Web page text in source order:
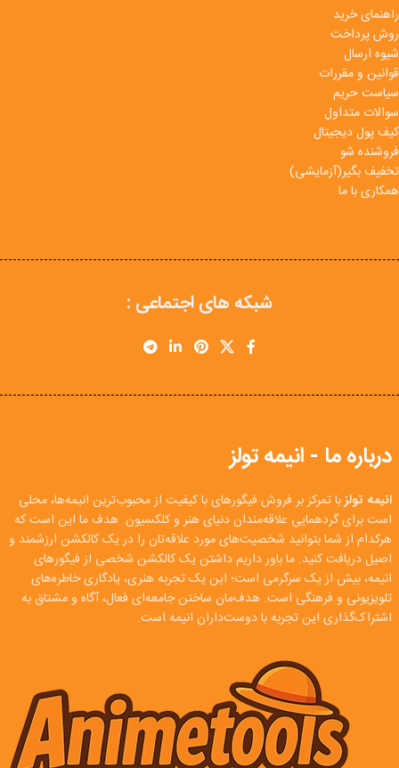
راهنمای خرید
روش پرداخت
شیوه ارسال
قوانین و مقررات
سیاست حریم
سوالات متداول
کیف پول دیجیتال
فروشنده شو
تخفیف بگیر(آزمایشی)
همکاری با ما
شبکه های اجتماعی :
درباره ما - انیمه تولز
انیمه تولزبا تمرکز بر فروش فیگورهای با کیفیت از محبوب‌ترین انیمه‌ها، محلی
است برای گردهمایی علاقه‌مندان دنیای هنر و کلکسیون. هدف ما این است که
هرکدام از شما بتوانید شخصیت‌های مورد علاقه‌تان را در یک کالکشن ارزشمند و
اصیل دریافت کنید. ما باور داریم داشتن یک کالکشن شخصی از فیگورهای
انیمه، بیش از یک سرگرمی است؛ این یک تجربه هنری، یادگاری خاطره‌های
تلویزیونی و فرهنگی است. هدف‌مان ساختن جامعه‌ای فعال، آگاه و مشتاق به
اشتراک‌گذاری این تجربه با دوست‌داران انیمه است.